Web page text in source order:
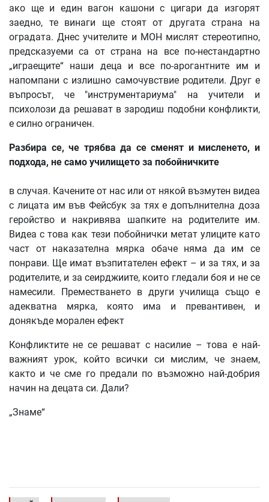
ако ще и един вагон кашони с цигари да изгорят
заедно, те винаги ще стоят от другата страна на
оградата. Днес учителите и МОН мислят стереотипно,
предсказуеми са от страна на все по-нестандартно
„играещите“ наши деца и все по-арогантните им и
напомпани с излишно самочувствие родители. Друг е
въпросът, че "инструментариума" на учители и
психолози да решават в зародиш подобни конфликти,
е силно ограничен.
Разбира се, че трябва да се сменят и мисленето, и
подхода, не само училището за побойничките
в случая. Качените от нас или от някой възмутен видеа
с лицата им във Фейсбук за тях е допълнителна доза
геройство и накривява шапките на родителите им.
Видеа с това как тези побойнички метат улиците като
част от наказателна мярка обаче няма да им се
понрави. Ще имат възпитателен ефект – и за тях, и за
родителите, и за сеирджиите, които гледали боя и не се
намесили. Преместването в други училища също е
адекватна мярка, която има и превантивен, и
донякъде морален ефект
Конфликтите не се решават с насилие – това е най-
важният урок, който всички си мислим, че знаем,
както и че сме го предали по възможно най-добрия
начин на децата си. Дали?
„Знаме“